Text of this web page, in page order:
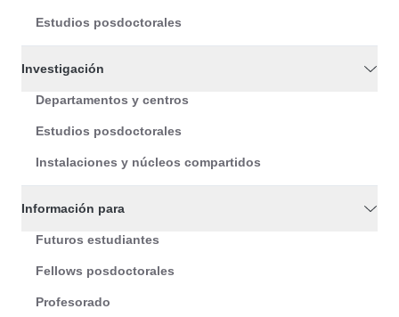
Estudios posdoctorales
Investigación
Departamentos y centros
Estudios posdoctorales
Instalaciones y núcleos compartidos
Información para
Futuros estudiantes
Fellows posdoctorales
Profesorado